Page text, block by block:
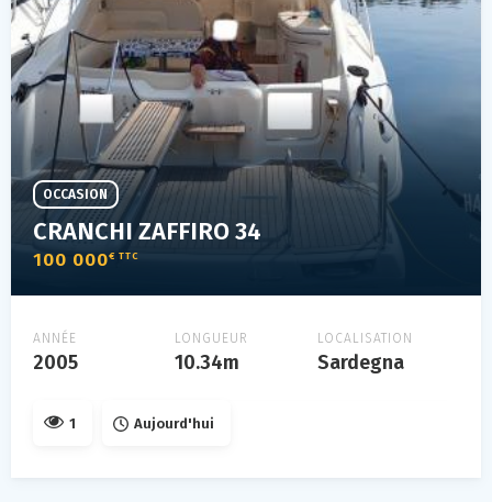
CRANCHI ZAFFIRO 34
100 000€ TTC
OCCASION
ANNÉE
2005
LONGUEUR
10.34m
LOCALISATION
Sardegna
1 Aujourd'hui